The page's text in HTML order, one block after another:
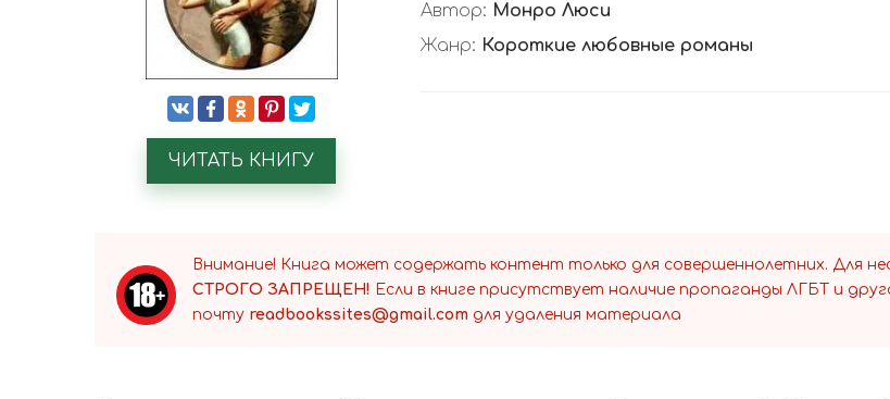
ЧИТАТЬ КНИГУ
Автор: Монро Люси
Жанр: Короткие любовные романы
Внимание! Книга может содержать контент только для совершеннолетних. Для
СТРОГО ЗАПРЕЩЕН! Если в книге присутствует наличие пропаганды ЛГБТ и
почту readbookssites@gmail.com для удаления материала